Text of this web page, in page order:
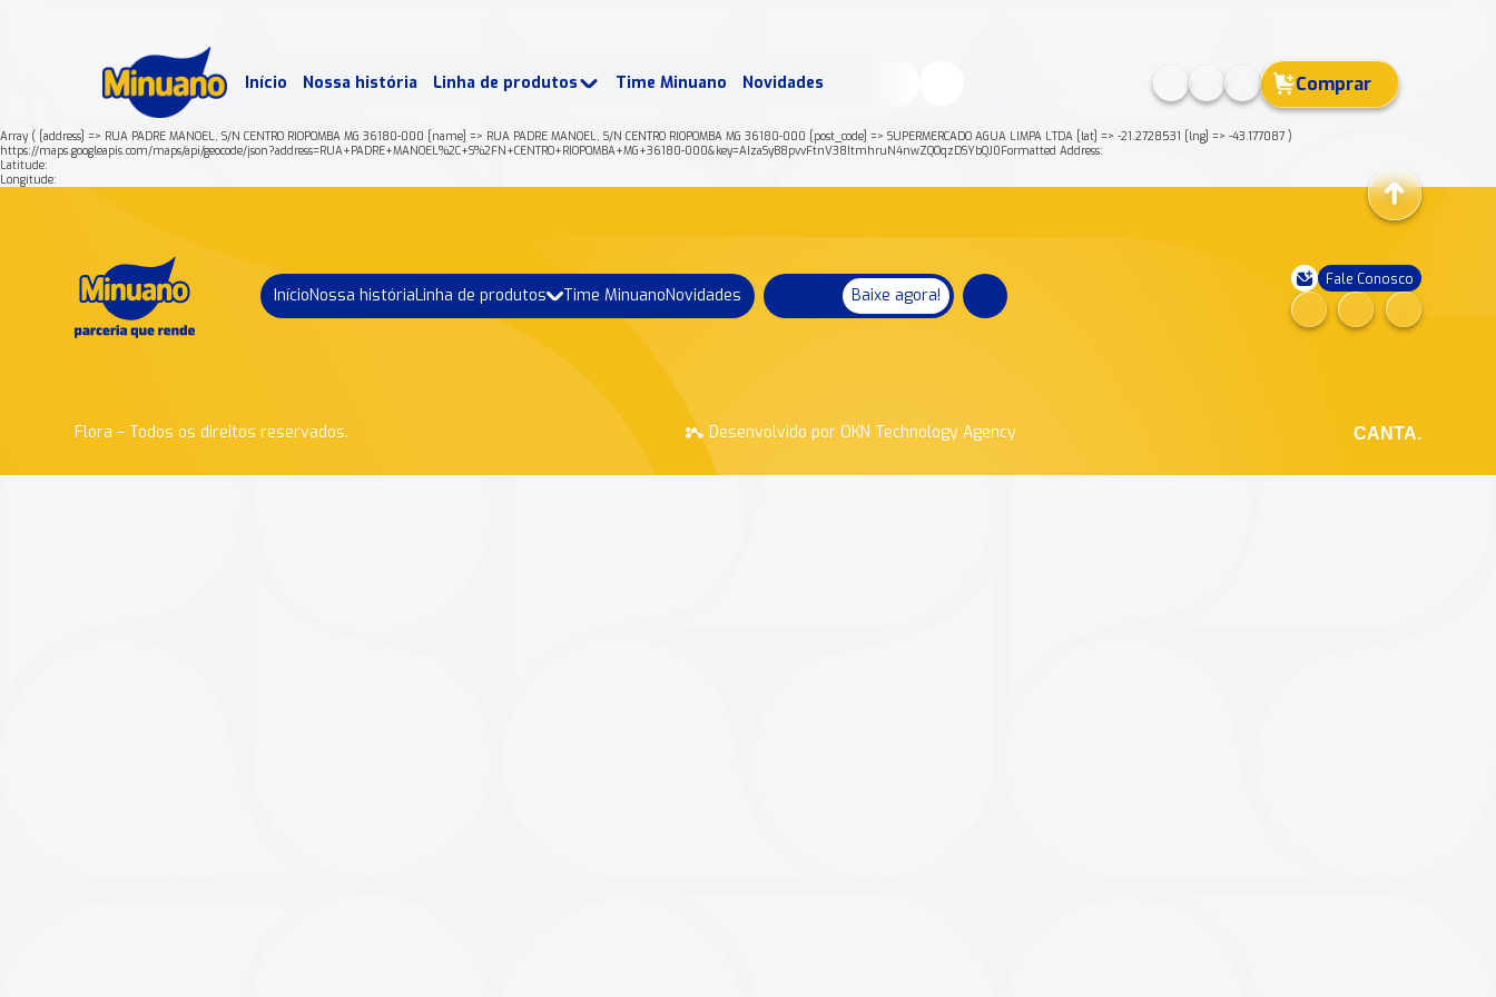
Início Nossa história Linha de produtos Time Minuano Novidades Comprar
Array ( [address] => RUA PADRE MANOEL, S/N CENTRO RIOPOMBA MG 36180-000 [name] => RUA PADRE MANOEL, S/N CENTRO RIOPOMBA MG 36180-000 [post_code] => SUPERMERCADO AGUA LIMPA LTDA [lat] => -21.2728531 [lng] => -43.177087 )
https://maps.googleapis.com/maps/api/geocode/json?address=RUA+PADRE+MANOEL%2C+S%2FN+CENTRO+RIOPOMBA+MG+36180-000&key=AIzaSyB8pvvFtnV38ItmhruN4nwZQOqzDSYbQJ0Formatted Address:
Latitude:
Longitude:
InícioNossa históriaLinha de produtos Time MinuanoNovidades Baixe agora!
Fale Conosco
Flora – Todos os direitos reservados. Desenvolvido por OKN Technology Agency CANTA.